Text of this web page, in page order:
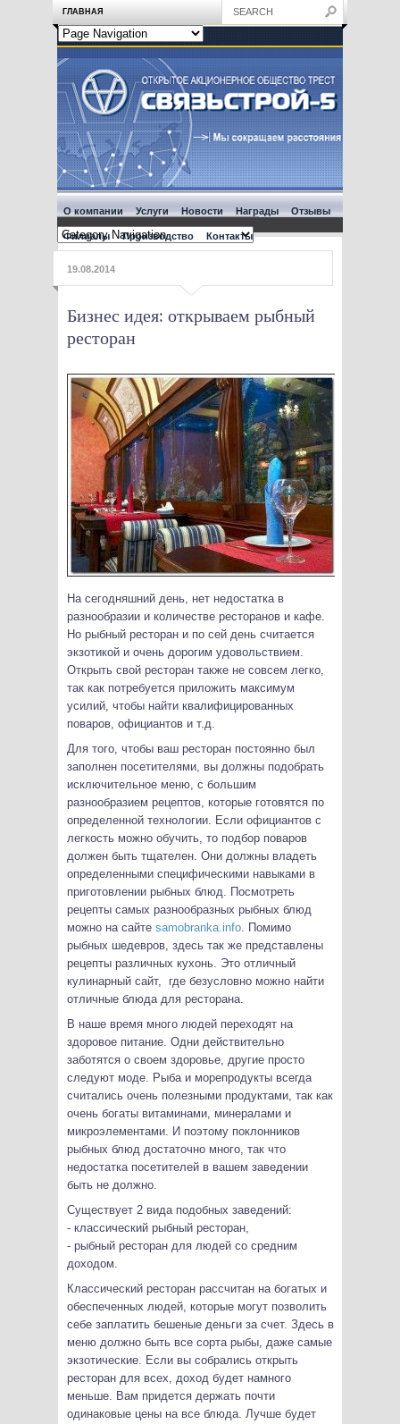
ГЛАВНАЯ
О компании Услуги Новости Награды Отзывы
Филиалы Производство Контакты
19.08.2014
Бизнес идея: открываем рыбный
ресторан
На сегодняшний день, нет недостатка в
разнообразии и количестве ресторанов и кафе.
Но рыбный ресторан и по сей день считается
экзотикой и очень дорогим удовольствием.
Открыть свой ресторан также не совсем легко,
так как потребуется приложить максимум
усилий, чтобы найти квалифицированных
поваров, официантов и т.д.
Для того, чтобы ваш ресторан постоянно был
заполнен посетителями, вы должны подобрать
исключительное меню, с большим
разнообразием рецептов, которые готовятся по
определенной технологии. Если официантов с
легкость можно обучить, то подбор поваров
должен быть тщателен. Они должны владеть
определенными специфическими навыками в
приготовлении рыбных блюд. Посмотреть
рецепты самых разнообразных рыбных блюд
можно на сайте samobranka.info. Помимо
рыбных шедевров, здесь так же представлены
рецепты различных кухонь. Это отличный
кулинарный сайт, где безусловно можно найти
отличные блюда для ресторана.
В наше время много людей переходят на
здоровое питание. Одни действительно
заботятся о своем здоровье, другие просто
следуют моде. Рыба и морепродукты всегда
считались очень полезными продуктами, так как
очень богаты витаминами, минералами и
микроэлементами. И поэтому поклонников
рыбных блюд достаточно много, так что
недостатка посетителей в вашем заведении
быть не должно.
Существует 2 вида подобных заведений:
- классический рыбный ресторан,
- рыбный ресторан для людей со средним
доходом.
Классический ресторан рассчитан на богатых и
обеспеченных людей, которые могут позволить
себе заплатить бешеные деньги за счет. Здесь в
меню должно быть все сорта рыбы, даже самые
экзотические. Если вы собрались открыть
ресторан для всех, доход будет намного
меньше. Вам придется держать почти
одинаковые цены на все блюда. Лучше будет